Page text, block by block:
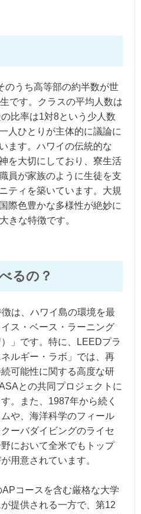
のうち高等部の約半数が世
です。クラスの平均人数は
比率は1対8という少人数
人ひとりが主体的に議論に
ます。ハワイの伝統的な
を大切にしており、寮生活
員が家族のように生徒を支
ティを築いています。大規
際色豊かな多様性が絶妙に
きな特徴です。
るの？
は、ハワイ島の環境を最
ス・ベース・ラーニング
）」です。特に、LEEDプラ
ルギー・ラボ」では、再
可能性に関する高度な研
との共同プロジェクトに
。また、1987年から続く
や、海洋科学のフィール
ーバダイビングのライセ
において全米でもトップ
用意されています。
コースを含む厳格な大学
提供される一方で、第12